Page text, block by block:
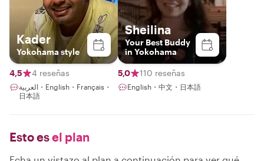
Kader
Yokohama style
4,5 4 reseñas
العربية・English・Français・
日本語
Sheilina
Your Best Buddy
in Yokohama
5,0 110 reseñas
English・中文・日本語
Esto esel plan